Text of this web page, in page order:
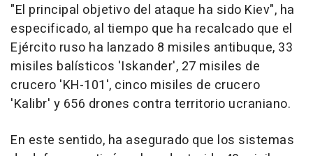
"El principal objetivo del ataque ha sido Kiev", ha
especificado, al tiempo que ha recalcado que el
Ejército ruso ha lanzado 8 misiles antibuque, 33
misiles balísticos 'Iskander', 27 misiles de
crucero 'KH-101', cinco misiles de crucero
'Kalibr' y 656 drones contra territorio ucraniano.
En este sentido, ha asegurado que los sistemas